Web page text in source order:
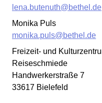
lena.butenuth@bethel.de
Monika Puls
monika.puls@bethel.de
Freizeit- und
Reiseschmiede
Handwerkerstraße 7
33617 Bielefeld